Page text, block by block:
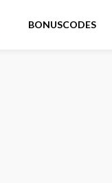
BONUSCODES